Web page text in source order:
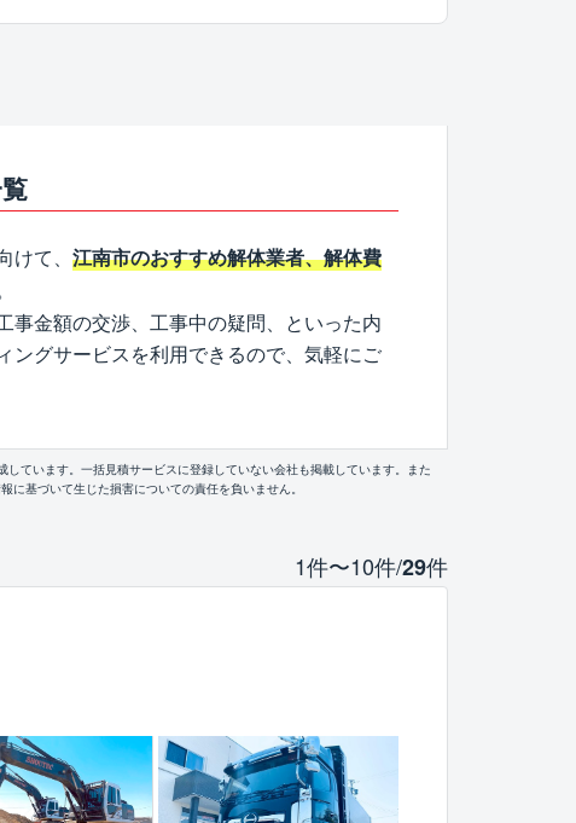
けて、 江南市のおすすめ解体業者、解体費
事金額の交渉、工事中の疑問、といった内
ングサービスを利用できるので、気軽にご
ています。一括見積サービスに登録していない会社も掲載しています。また
基づいて生じた損害についての責任を負いません。
1件〜10件/29件